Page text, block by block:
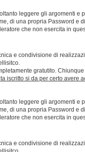
leggere gli argomenti
di una propria Password
che non esercita in
e condivisione di
gratutito.
iscritto si da per certo avere
leggere gli argomenti
di una propria Password
che non esercita in
e condivisione di